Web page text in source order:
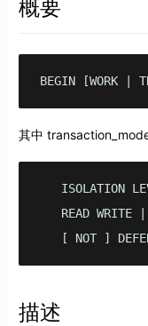
概要
BEGIN [WORK |
其中
ISOLATION
READ WRITE
[ NOT ]
描述